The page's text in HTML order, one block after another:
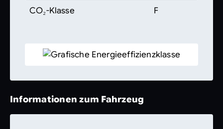
CO₂-Klasse F
Informationen zum Fahrzeug